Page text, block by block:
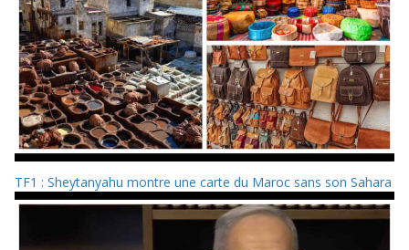
TF1 : Sheytanyahu montre une carte du Maroc sans son Sahara